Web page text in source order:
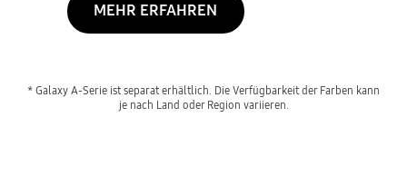
MEHR ERFAHREN
* Galaxy A-Serie ist separat erhältlich. Die Verfügbarkeit der Farben kann
je nach Land oder Region variieren.